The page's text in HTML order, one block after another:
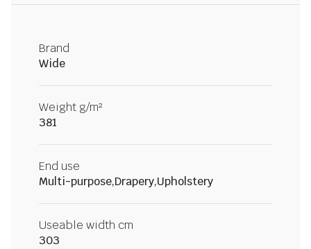
Brand
Wide
Weight g/m²
381
End use
Multi-purpose,Drapery,Upholstery
Useable width cm
303